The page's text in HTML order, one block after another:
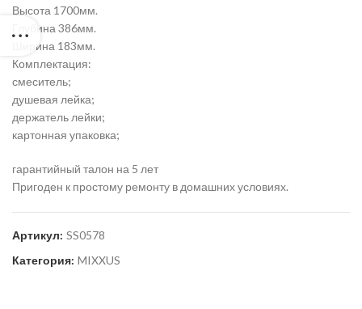
Высота 1700мм.
Глубина 386мм.
Ширина 183мм.
Комплектация:
смеситель;
душевая лейка;
держатель лейки;
картонная упаковка;
гарантийный талон на 5 лет
Пригоден к простому ремонту в домашних условиях.
Артикул: SS0578
Категория: MIXXUS